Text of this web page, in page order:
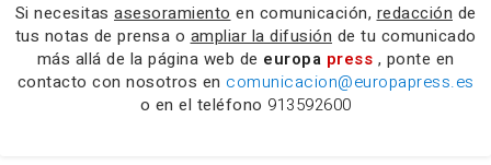
Si necesitas asesoramiento en comunicación, redacción de
tus notas de prensa o ampliar la difusión de tu comunicado
más allá de la página web de europa press , ponte en
contacto con nosotros en comunicacion@europapress.es
o en el teléfono 913592600